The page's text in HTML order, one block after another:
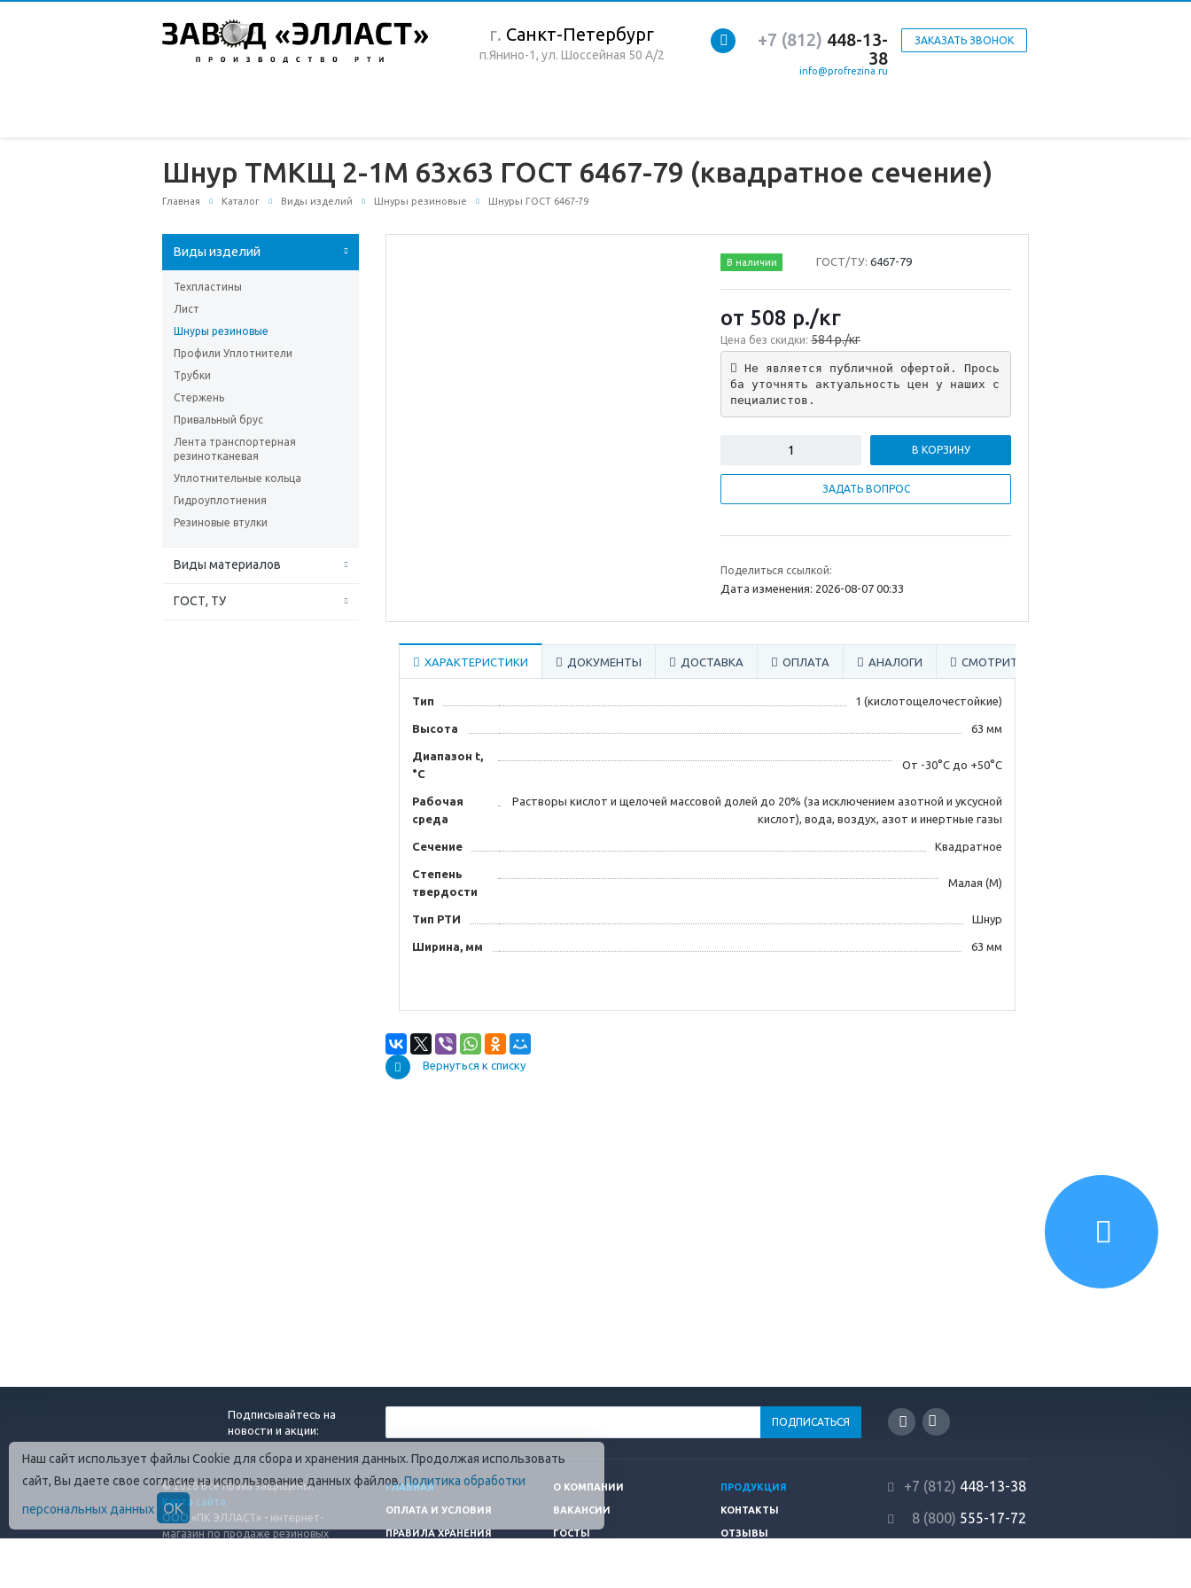
г. Санкт-Петербург
п.Янино-1, ул. Шоссейная 50 А/2
ЗАКАЗАТЬ ЗВОНОК
+7 (812) 448-13-
38
info@profrezina.ru
Шнур ТМКЩ 2-1М 63х63 ГОСТ 6467-79 (квадратное сечение)
Главная Каталог Виды изделий Шнуры резиновые Шнуры ГОСТ 6467-79
Виды изделий
Техпластины
Лист
Шнуры резиновые
Профили Уплотнители
Трубки
Стержень
Привальный брус
Лента транспортерная
резинотканевая
Уплотнительные кольца
Гидроуплотнения
Резиновые втулки
Виды материалов
ГОСТ, ТУ
В наличии ГОСТ/ТУ:6467-79
от 508 р./кг
Цена без скидки: 584 р./кг
Не является публичной офертой. Прось
ба уточнять актуальность цен у наших с
пециалистов.
В КОРЗИНУ
ЗАДАТЬ ВОПРОС
Поделиться ссылкой:
Дата изменения: 2026-08-07 00:33
ХАРАКТЕРИСТИКИ ДОКУМЕНТЫ ДОСТАВКА ОПЛАТА АНАЛОГИ СМОТРИТЕ ТАКЖЕ
Тип 1 (кислотощелочестойкие)
Высота 63 мм
Диапазон t,
°С
От -30°С до +50°С
Рабочая
среда
Растворы кислот и щелочей массовой долей до 20% (за исключением азотной и уксусной
кислот), вода, воздух, азот и инертные газы
Сечение Квадратное
Степень
твердости
Малая (М)
Тип РТИ Шнур
Ширина, мм 63 мм
Вернуться к списку
Подписывайтесь на
новости и акции:
© 2026 Все права защищены.
Карта сайта
ООО «ПК ЭЛЛАСТ» - интернет-
магазин по продаже резиновых
ГЛАВНАЯ О КОМПАНИИ ПРОДУКЦИЯ
ОПЛАТА И УСЛОВИЯ ВАКАНСИИ КОНТАКТЫ
ПРАВИЛА ХРАНЕНИЯ ГОСТЫ ОТЗЫВЫ
+7 (812) 448-13-38
8 (800) 555-17-72
Наш сайт использует файлы Cookie для сбора и хранения данных. Продолжая использовать
сайт, Вы даете свое согласие на использование данных файлов.Политика обработки
персональных данных
ОК